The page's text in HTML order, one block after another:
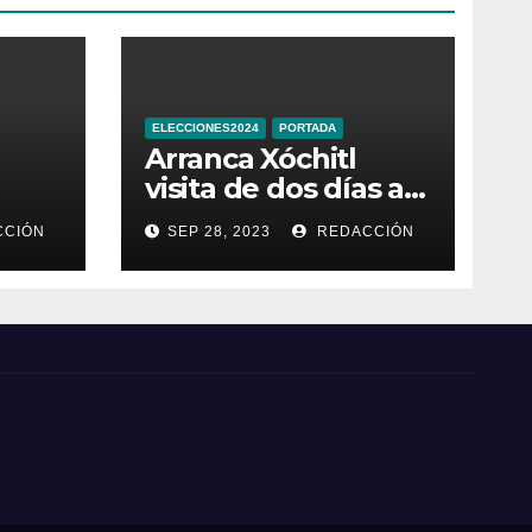
ELECCIONES2024 PORTADA
Arranca Xóchitl
visita de dos días a
la que llama
“entidad 33” de
México
SEP 28, 2023 REDACCIÓN